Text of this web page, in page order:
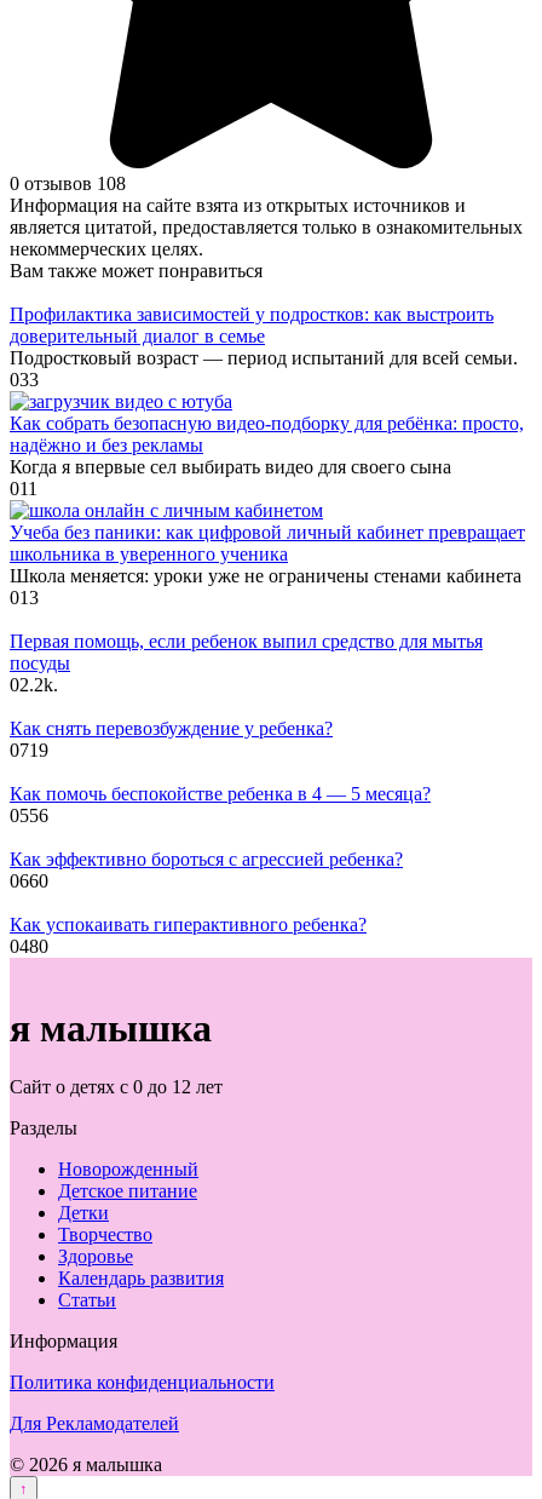
0 отзывов 108
Информация на сайте взята из открытых источников и
является цитатой, предоставляется только в ознакомительных
некоммерческих целях.
Вам также может понравиться
Профилактика зависимостей у подростков: как выстроить
доверительный диалог в семье
Подростковый возраст — период испытаний для всей семьи.
033
Как собрать безопасную видео‑подборку для ребёнка: просто,
надёжно и без рекламы
Когда я впервые сел выбирать видео для своего сына
011
Учеба без паники: как цифровой личный кабинет превращает
школьника в уверенного ученика
Школа меняется: уроки уже не ограничены стенами кабинета
013
Первая помощь, если ребенок выпил средство для мытья
посуды
02.2k.
Как снять перевозбуждение у ребенка?
0719
Как помочь беспокойстве ребенка в 4 — 5 месяца?
0556
Как эффективно бороться с агрессией ребенка?
0660
Как успокаивать гиперактивного ребенка?
0480
я малышка
Сайт о детях с 0 до 12 лет
Разделы
Новорожденный
Детское питание
Детки
Творчество
Здоровье
Календарь развития
Статьи
Информация
Политика конфиденциальности
Для Рекламодателей
© 2026 я малышка